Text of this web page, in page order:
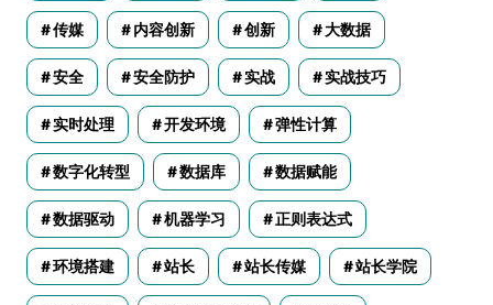
传媒 内容创新 创新 大数据
安全 安全防护 实战 实战技巧
实时处理 开发环境 弹性计算
数字化转型 数据库 数据赋能
数据驱动 机器学习 正则表达式
环境搭建 站长 站长传媒 站长学院